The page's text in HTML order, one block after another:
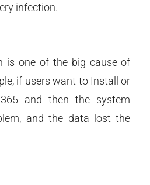
infection.
is one of the big cause of
if users want to Install or
and then the system
and the data lost the